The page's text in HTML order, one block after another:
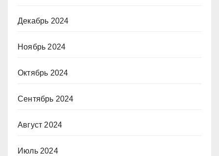
Декабрь 2024
Ноябрь 2024
Октябрь 2024
Сентябрь 2024
Август 2024
Июль 2024